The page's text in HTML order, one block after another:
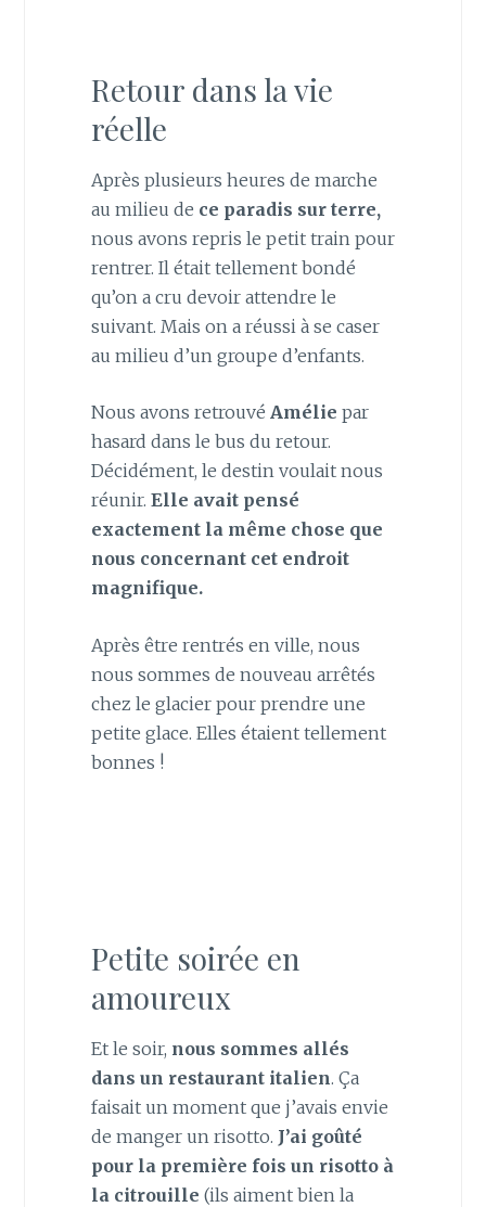
Retour dans la vie
réelle
Après plusieurs heures de marche
au milieu de ce paradis sur terre,
nous avons repris le petit train pour
rentrer. Il était tellement bondé
qu’on a cru devoir attendre le
suivant. Mais on a réussi à se caser
au milieu d’un groupe d’enfants.
Nous avons retrouvé Amélie par
hasard dans le bus du retour.
Décidément, le destin voulait nous
réunir. Elle avait pensé
exactement la même chose que
nous concernant cet endroit
magnifique.
Après être rentrés en ville, nous
nous sommes de nouveau arrêtés
chez le glacier pour prendre une
petite glace. Elles étaient tellement
bonnes !
Petite soirée en
amoureux
Et le soir, nous sommes allés
dans un restaurant italien. Ça
faisait un moment que j’avais envie
de manger un risotto. J’ai goûté
pour la première fois un risotto à
la citrouille (ils aiment bien la